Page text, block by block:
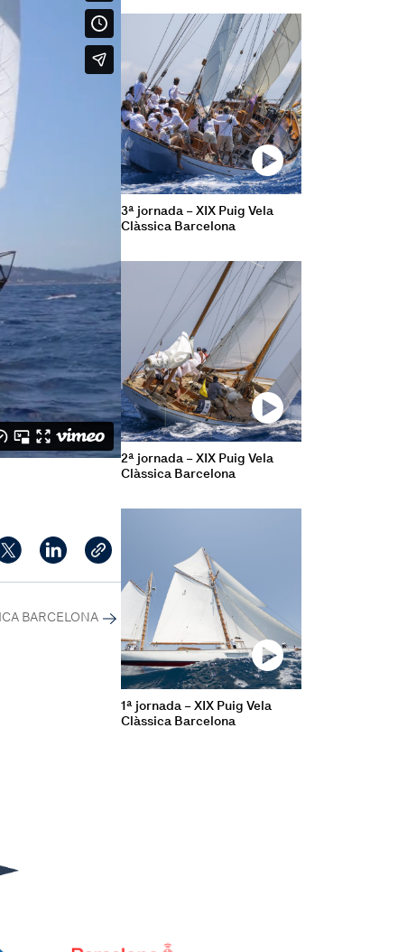
BARCELONA
3ª jornada – XIX Puig Vela
Clàssica Barcelona
2ª jornada – XIX Puig Vela
Clàssica Barcelona
1ª jornada – XIX Puig Vela
Clàssica Barcelona